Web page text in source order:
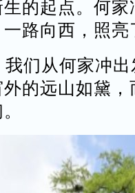
的起点。何
路向西，照
们从何家冲出
的远山如黛